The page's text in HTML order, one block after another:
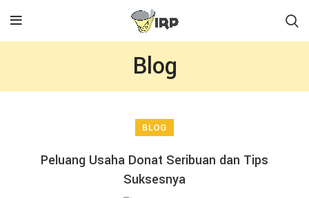
Blog
BLOG
Peluang Usaha Donat Seribuan dan Tips
Suksesnya